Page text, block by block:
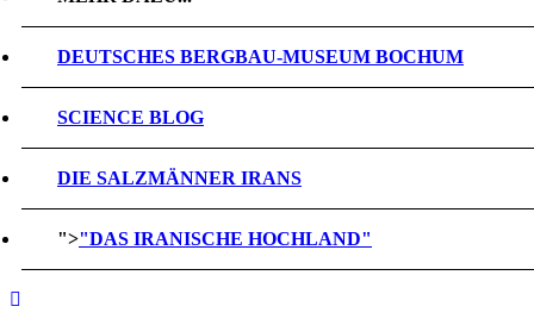
DEUTSCHES BERGBAU-MUSEUM BOCHUM
SCIENCE BLOG
DIE SALZMÄNNER IRANS
">"DAS IRANISCHE HOCHLAND"